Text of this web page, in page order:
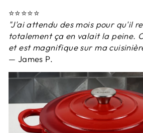
⭐️⭐️⭐️⭐️⭐️
"J'ai attendu des mois pour qu'il
totalement ça en valait la peine.
et est magnifique sur ma
— James P.